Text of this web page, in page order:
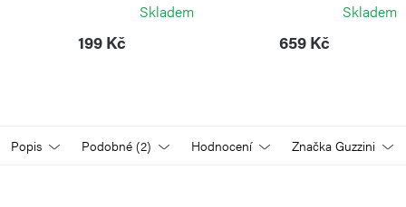
Skladem
199 Kč
Skladem
659 Kč
Popis Podobné (2) Hodnocení Značka Guzzini